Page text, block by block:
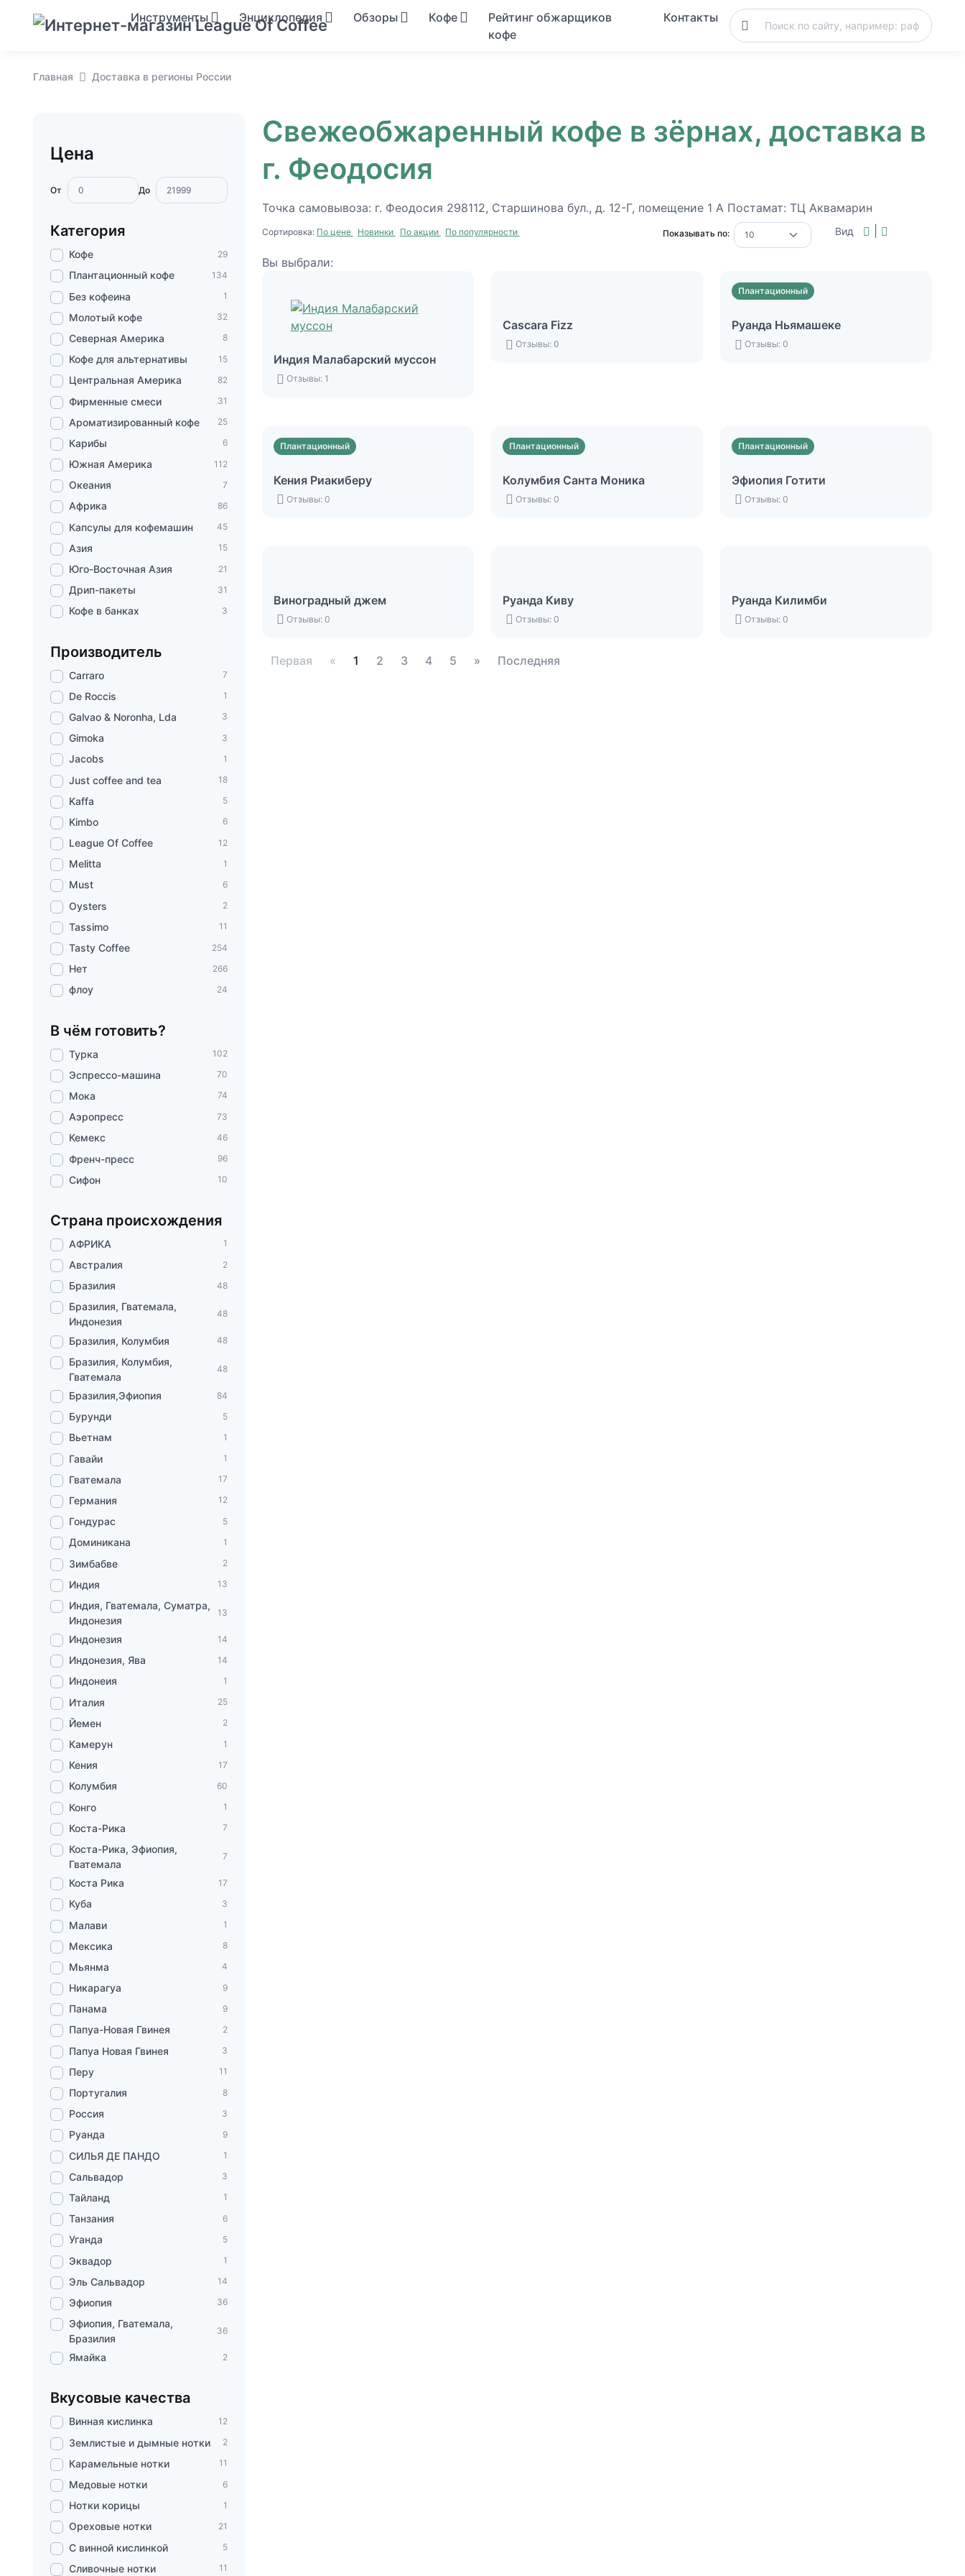
Инструменты Энциклопедия Обзоры Кофе
Рейтинг обжарщиков
кофе
Контакты
Главная Доставка в регионы России
Цена
От До
Категория
Кофе 29
Плантационный кофе 134
Без кофеина 1
Молотый кофе 32
Северная Америка 8
Кофе для альтернативы 15
Центральная Америка 82
Фирменные смеси 31
Ароматизированный кофе 25
Карибы 6
Южная Америка 112
Океания 7
Африка 86
Капсулы для кофемашин 45
Азия 15
Юго-Восточная Азия 21
Дрип-пакеты 31
Кофе в банках 3
Производитель
Carraro 7
De Roccis 1
Galvao & Noronha, Lda 3
Gimoka 3
Jacobs 1
Just coffee and tea 18
Kaffa 5
Kimbo 6
League Of Coffee 12
Melitta 1
Must 6
Oysters 2
Tassimo 11
Tasty Coffee 254
Нет 266
флоу 24
В чём готовить?
Турка 102
Эспрессо-машина 70
Мока 74
Аэропресс 73
Кемекс 46
Френч-пресс 96
Сифон 10
Страна происхождения
АФРИКА 1
Австралия 2
Бразилия 48
Бразилия, Гватемала,
Индонезия
48
Бразилия, Колумбия 48
Бразилия, Колумбия,
Гватемала
48
Бразилия,Эфиопия 84
Бурунди 5
Вьетнам 1
Гавайи 1
Гватемала 17
Германия 12
Гондурас 5
Доминикана 1
Зимбабве 2
Индия 13
Индия, Гватемала, Суматра,
Индонезия
13
Индонезия 14
Индонезия, Ява 14
Индонеия 1
Италия 25
Йемен 2
Камерун 1
Кения 17
Колумбия 60
Конго 1
Коста-Рика 7
Коста-Рика, Эфиопия,
Гватемала
7
Коста Рика 17
Куба 3
Малави 1
Мексика 8
Мьянма 4
Никарагуа 9
Панама 9
Папуа-Новая Гвинея 2
Папуа Новая Гвинея 3
Перу 11
Португалия 8
Россия 3
Руанда 9
СИЛЬЯ ДЕ ПАНДО 1
Сальвадор 3
Тайланд 1
Танзания 6
Уганда 5
Эквадор 1
Эль Сальвадор 14
Эфиопия 36
Эфиопия, Гватемала,
Бразилия
36
Ямайка 2
Вкусовые качества
Винная кислинка 12
Землистые и дымные нотки 2
Карамельные нотки 11
Медовые нотки 6
Нотки корицы 1
Ореховые нотки 21
С винной кислинкой 5
Сливочные нотки 11
Свежеобжаренный кофе в зёрнах, доставка в
г. Феодосия
Точка самовывоза: г. Феодосия 298112, Старшинова бул., д. 12-Г, помещение 1 А Постамат: ТЦ Аквамарин
Сортировка: По цене Новинки По акции По популярности Показывать по: Вид
Вы выбрали:
Индия Малабарский муссон
Отзывы: 1
Cascara Fizz
Отзывы: 0
Плантационный
Руанда Ньямашеке
Отзывы: 0
Плантационный
Кения Риакиберу
Отзывы: 0
Плантационный
Колумбия Санта Моника
Отзывы: 0
Плантационный
Эфиопия Готити
Отзывы: 0
Виноградный джем
Отзывы: 0
Руанда Киву
Отзывы: 0
Руанда Килимби
Отзывы: 0
Первая « 1 2 3 4 5 » Последняя